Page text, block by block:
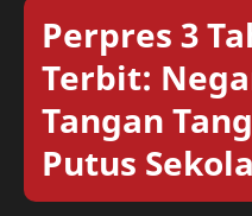
Perpres 3
Terbit:
Tangan
Putus